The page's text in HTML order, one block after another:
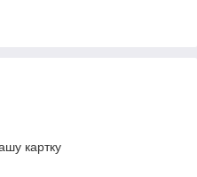
картку